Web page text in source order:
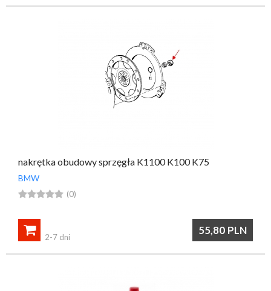
nakrętka obudowy sprzęgła K1100 K100 K75
BMW
 (0)
55,80 PLN

2-7 dni